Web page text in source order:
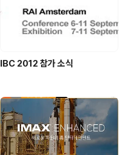
IBC 2012 참가 소식